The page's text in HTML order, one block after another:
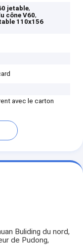
jetable,
cône V60,
110x156
avec le carton
Buliding du nord,
de Pudong,